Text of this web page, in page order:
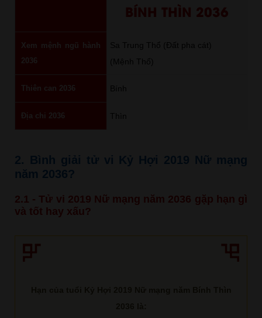
BÍNH THÌN 2036
Xem mệnh ngũ hành
2036
Sa Trung Thổ (Đất pha cát)
(Mệnh Thổ)
Thiên can 2036 Bính
Địa chi 2036 Thìn
2. Bình giải tử vi Kỷ Hợi 2019 Nữ mạng
năm 2036?
2.1 - Tử vi 2019 Nữ mạng năm 2036 gặp hạn gì
và tốt hay xấu?